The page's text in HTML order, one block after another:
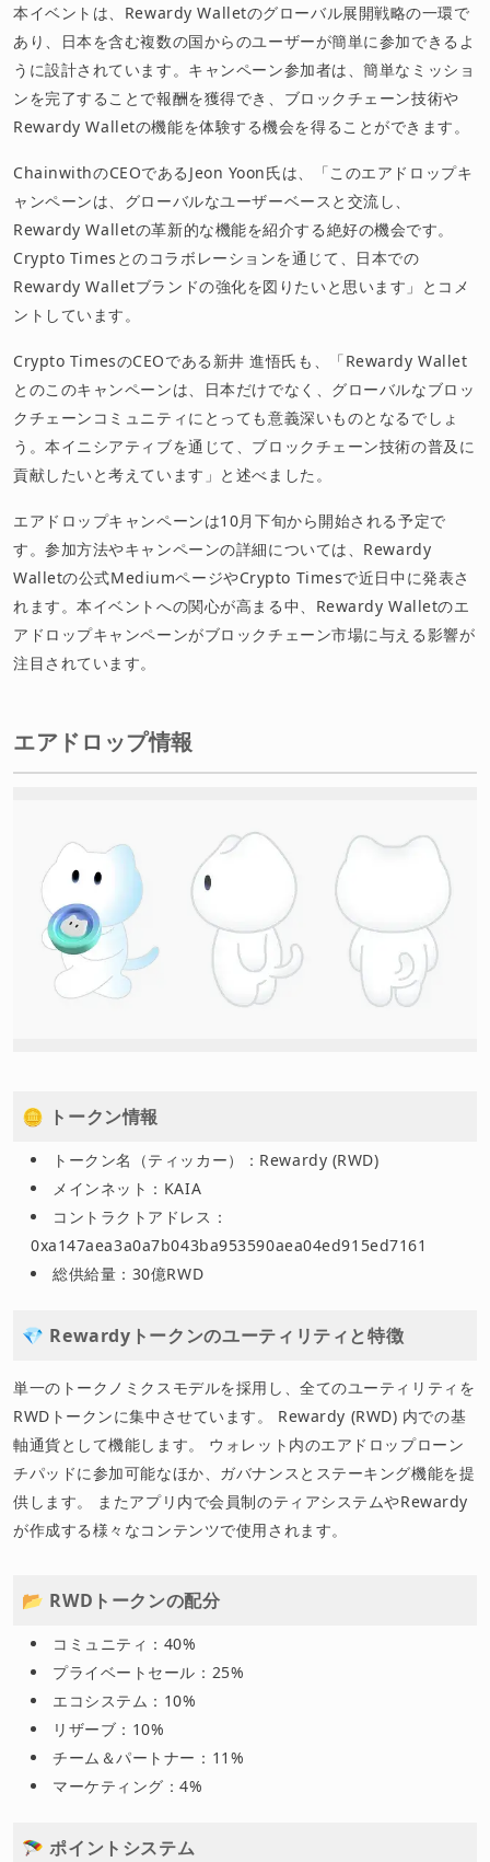
本イベントは、Rewardy Walletのグローバル展開戦略の一環で
あり、日本を含む複数の国からのユーザーが簡単に参加できるよ
うに設計されています。キャンペーン参加者は、簡単なミッショ
ンを完了することで報酬を獲得でき、ブロックチェーン技術や
Rewardy Walletの機能を体験する機会を得ることができます。
ChainwithのCEOであるJeon Yoon氏は、「このエアドロップキ
ャンペーンは、グローバルなユーザーベースと交流し、
Rewardy Walletの革新的な機能を紹介する絶好の機会です。
Crypto Timesとのコラボレーションを通じて、日本での
Rewardy Walletブランドの強化を図りたいと思います」とコメ
ントしています。
Crypto TimesのCEOである新井 進悟氏も、「Rewardy Wallet
とのこのキャンペーンは、日本だけでなく、グローバルなブロッ
クチェーンコミュニティにとっても意義深いものとなるでしょ
う。本イニシアティブを通じて、ブロックチェーン技術の普及に
貢献したいと考えています」と述べました。
エアドロップキャンペーンは10月下旬から開始される予定で
す。参加方法やキャンペーンの詳細については、Rewardy
Walletの公式MediumページやCrypto Timesで近日中に発表さ
れます。本イベントへの関心が高まる中、Rewardy Walletのエ
アドロップキャンペーンがブロックチェーン市場に与える影響が
注目されています。
エアドロップ情報
🪙 トークン情報
トークン名（ティッカー）：Rewardy (RWD)
メインネット：KAIA
コントラクトアドレス：
0xa147aea3a0a7b043ba953590aea04ed915ed7161
総供給量：30億RWD
💎 Rewardyトークンのユーティリティと特徴
単一のトークノミクスモデルを採用し、全てのユーティリティを
RWDトークンに集中させています。 Rewardy (RWD) 内での基
軸通貨として機能します。 ウォレット内のエアドロップローン
チパッドに参加可能なほか、ガバナンスとステーキング機能を提
供します。 またアプリ内で会員制のティアシステムやRewardy
が作成する様々なコンテンツで使用されます。
📂 RWDトークンの配分
コミュニティ：40%
プライベートセール：25%
エコシステム：10%
リザーブ：10%
チーム＆パートナー：11%
マーケティング：4%
🪂 ポイントシステム